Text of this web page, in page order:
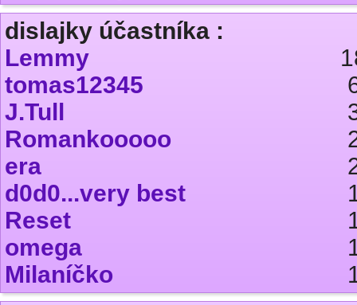
dislajky účastníka :
Lemmy
tomas12345
J.Tull
Romankooooo
era
d0d0...very best
Reset
omega
Milaníčko